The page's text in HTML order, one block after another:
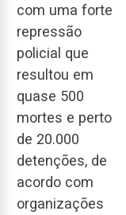
com uma forte
repressão
policial que
resultou em
quase 500
mortes e perto
de 20.000
detenções, de
acordo com
organizações